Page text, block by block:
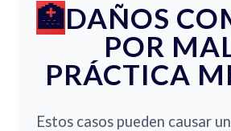
DAÑOS
POR
PRÁCTICA
Estos casos pueden causar